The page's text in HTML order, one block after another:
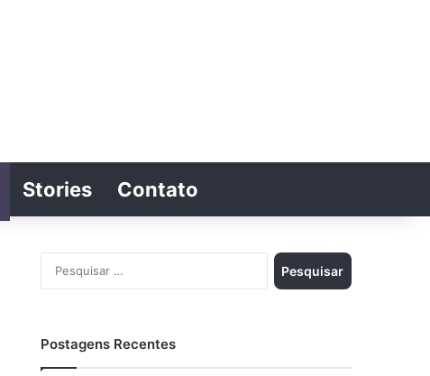
Stories Contato
Pesquisar
por:
Postagens Recentes